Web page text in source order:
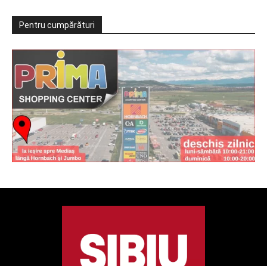
Pentru cumpărături